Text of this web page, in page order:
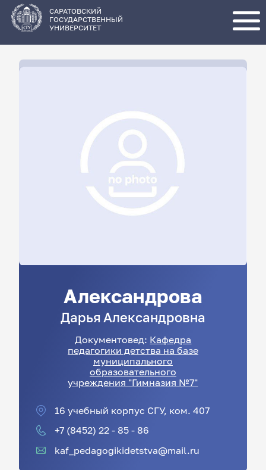
основному
содержанию
САРАТОВСКИЙ
ГОСУДАРСТВЕННЫЙ
УНИВЕРСИТЕТ
Александрова
Дарья Александровна
Документовед: Кафедра
педагогики детства на базе
муниципального
образовательного
учреждения "Гимназия №7"
16 учебный корпус СГУ, ком. 407
+7 (8452) 22 - 85 - 86
kaf_pedagogikidetstva@mail.ru